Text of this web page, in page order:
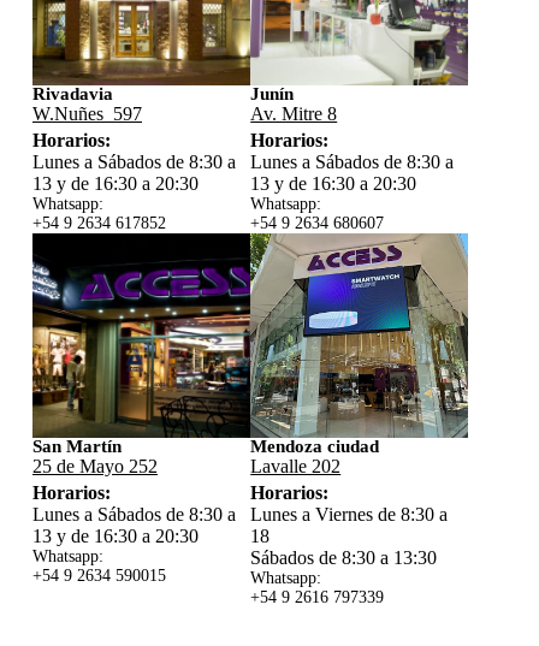
Rivadavia
W.Nuñes 597
Horarios:
Lunes a Sábados de 8:30 a
13 y de 16:30 a 20:30
Whatsapp:
+54 9 2634 617852
Junín
Av. Mitre 8
Horarios:
Lunes a Sábados de 8:30 a
13 y de 16:30 a 20:30
Whatsapp:
+54 9 2634 680607
San Martín
25 de Mayo 252
Horarios:
Lunes a Sábados de 8:30 a
13 y de 16:30 a 20:30
Whatsapp:
+54 9 2634 590015
Mendoza ciudad
Lavalle 202
Horarios:
Lunes a Viernes de 8:30 a
18
Sábados de 8:30 a 13:30
Whatsapp:
+54 9 2616 797339